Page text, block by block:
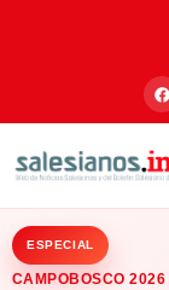
ESPECIAL
CAMPOBOSCO 2026